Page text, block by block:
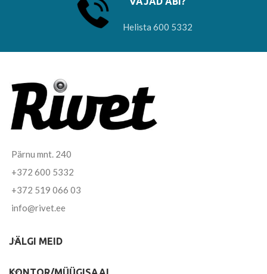
Helista 600 5332
Pärnu mnt. 240
+372 600 5332
+372 519 066 03
info@rivet.ee
JÄLGI MEID